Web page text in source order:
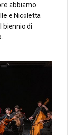
abbiamo
e Nicoletta
biennio di